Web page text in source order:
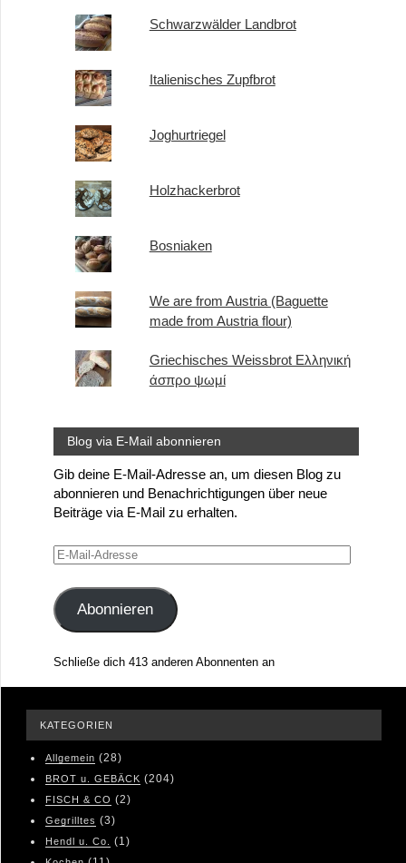
Schwarzwälder Landbrot
Italienisches Zupfbrot
Joghurtriegel
Holzhackerbrot
Bosniaken
We are from Austria (Baguette
made from Austria flour)
Griechisches Weissbrot Ελληνική
άσπρο ψωμί
Blog via E-Mail abonnieren
Gib deine E-Mail-Adresse an, um diesen Blog zu
abonnieren und Benachrichtigungen über neue
Beiträge via E-Mail zu erhalten.
E-
Adresse
Abonnieren
Schließe dich 413 anderen Abonnenten an
KATEGORIEN
Allgemein (28)
BROT u. GEBÄCK (204)
FISCH & CO (2)
Gegrilltes (3)
Hendl u. Co. (1)